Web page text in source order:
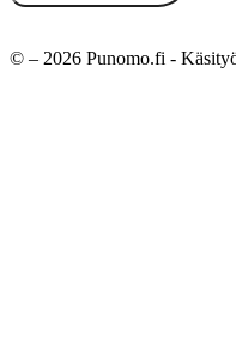
© – 2026 Punomo.fi -